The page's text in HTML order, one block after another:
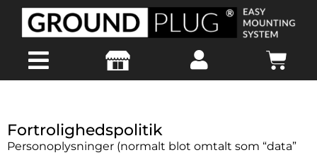
Fortrolighedspolitik
Personoplysninger (normalt blot omtalt som “data”